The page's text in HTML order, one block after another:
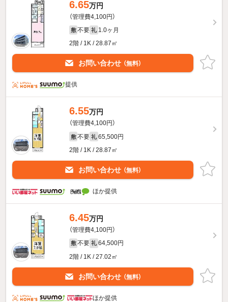
6.65万円
（管理費4,100円）
敷 不要 礼 1.0ヶ月
2階 / 1K / 28.87㎡
お問い合わせ （無料）
提供
6.55万円
（管理費4,100円）
敷 不要 礼 65,500円
2階 / 1K / 28.87㎡
お問い合わせ （無料）
ほか提供
6.45万円
（管理費4,100円）
敷 不要 礼 64,500円
2階 / 1K / 27.02㎡
お問い合わせ （無料）
ほか提供